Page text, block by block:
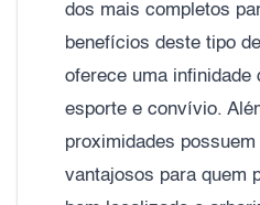
dos mais completos
benefícios deste tipo
oferece uma infinidade
esporte e convívio.
proximidades
vantajosos para quem